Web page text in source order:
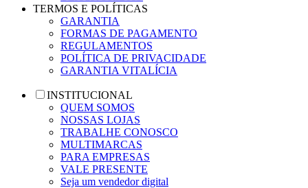
TERMOS E POLÍTICAS
GARANTIA
FORMAS DE PAGAMENTO
REGULAMENTOS
POLÍTICA DE PRIVACIDADE
GARANTIA VITALÍCIA
INSTITUCIONAL
QUEM SOMOS
NOSSAS LOJAS
TRABALHE CONOSCO
MULTIMARCAS
PARA EMPRESAS
VALE PRESENTE
Seja um vendedor digital